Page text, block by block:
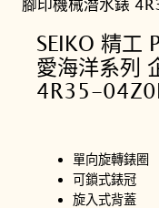
SEIKO 精工
愛海洋系列
4R35-
單向旋轉錶圈
可鎖式錶冠
旋入式背蓋